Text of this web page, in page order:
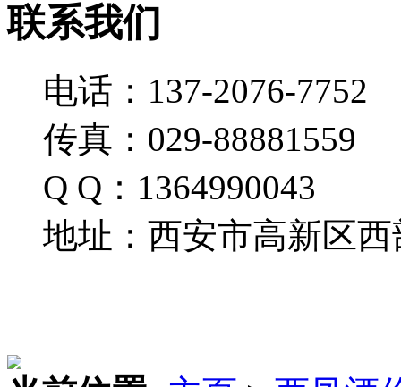
联系我们
电话：137-2076-7752
传真：029-88881559
Q Q：1364990043
地址：西安市高新区西